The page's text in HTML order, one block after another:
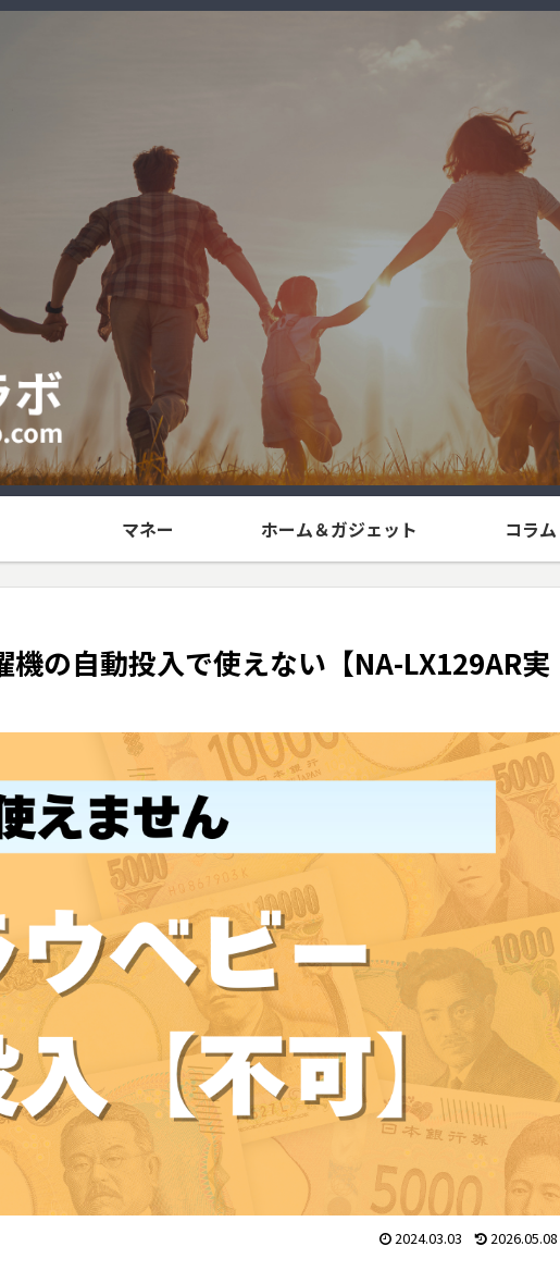
マネー ホーム＆ガジェット コラム
の自動投入で使えない【NA-LX129AR実
2024.03.03 2026.05.08